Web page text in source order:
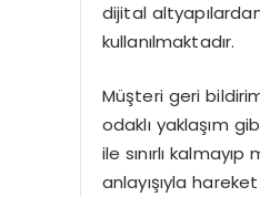
dijital
kullanılmaktadır.
Müşteri geri
odaklı yaklaşım
ile sınırlı
anlayışıyla